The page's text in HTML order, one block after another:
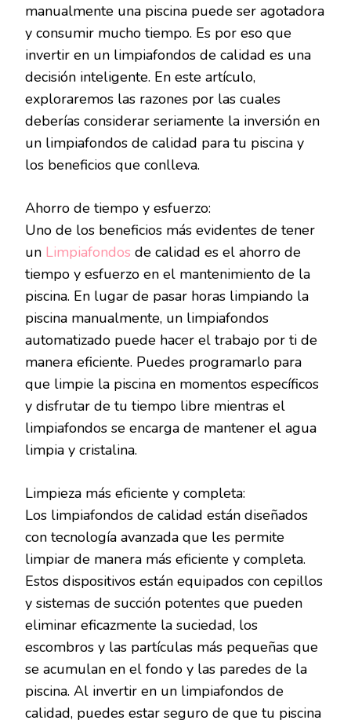
manualmente una piscina puede ser agotadora
y consumir mucho tiempo. Es por eso que
invertir en un limpiafondos de calidad es una
decisión inteligente. En este artículo,
exploraremos las razones por las cuales
deberías considerar seriamente la inversión en
un limpiafondos de calidad para tu piscina y
los beneficios que conlleva.
Ahorro de tiempo y esfuerzo:
Uno de los beneficios más evidentes de tener
un Limpiafondos de calidad es el ahorro de
tiempo y esfuerzo en el mantenimiento de la
piscina. En lugar de pasar horas limpiando la
piscina manualmente, un limpiafondos
automatizado puede hacer el trabajo por ti de
manera eficiente. Puedes programarlo para
que limpie la piscina en momentos específicos
y disfrutar de tu tiempo libre mientras el
limpiafondos se encarga de mantener el agua
limpia y cristalina.
Limpieza más eficiente y completa:
Los limpiafondos de calidad están diseñados
con tecnología avanzada que les permite
limpiar de manera más eficiente y completa.
Estos dispositivos están equipados con cepillos
y sistemas de succión potentes que pueden
eliminar eficazmente la suciedad, los
escombros y las partículas más pequeñas que
se acumulan en el fondo y las paredes de la
piscina. Al invertir en un limpiafondos de
calidad, puedes estar seguro de que tu piscina